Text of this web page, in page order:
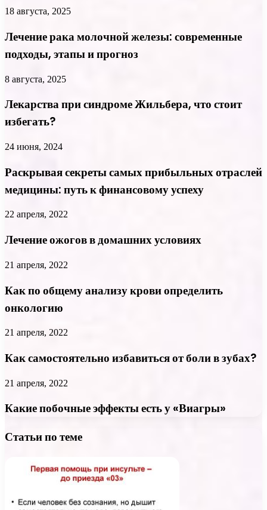
18 августа, 2025
Лечение рака молочной железы: современные
подходы, этапы и прогноз
8 августа, 2025
Лекарства при синдроме Жильбера, что стоит
избегать?
24 июня, 2024
Раскрывая секреты самых прибыльных отраслей
медицины: путь к финансовому успеху
22 апреля, 2022
Лечение ожогов в домашних условиях
21 апреля, 2022
Как по общему анализу крови определить
онкологию
21 апреля, 2022
Как самостоятельно избавиться от боли в зубах?
21 апреля, 2022
Какие побочные эффекты есть у «Виагры»
Статьи по теме